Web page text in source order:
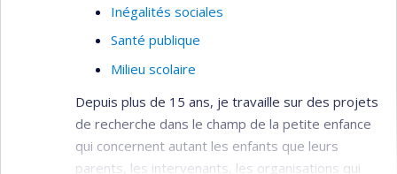
recherche vers l’organisation des services et des
Inégalités sociales
Santé publique
Milieu scolaire
Depuis plus de 15 ans, je travaille sur des projets
de recherche dans le champ de la petite enfance
qui concernent autant les enfants que leurs
parents, les intervenants, les organisations qui